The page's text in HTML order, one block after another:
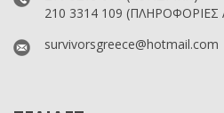
210 3314 109 (ΠΛΗΡΟΦΟΡΙΕΣ
survivorsgreece@hotmail.com